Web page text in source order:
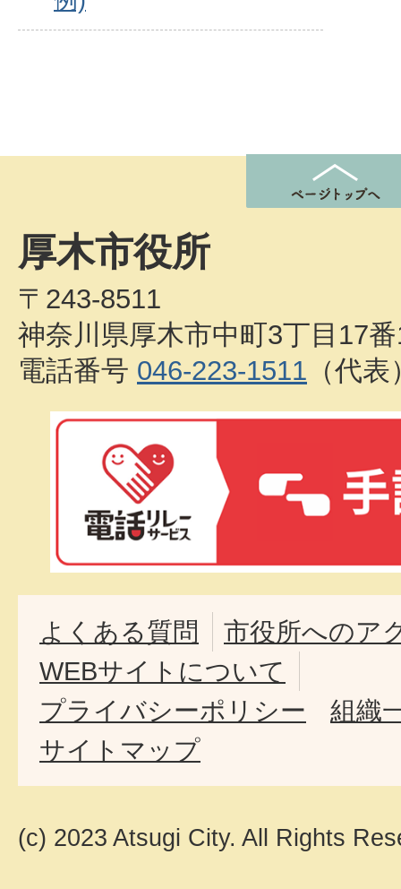
厚木市役所
〒243-8511
神奈川県厚木市中町3丁目17
電話番号 046-223-1511 （代表
よくある質問
市役所へのア
WEBサイトについて
プライバシーポリシー
組織
サイトマップ
(c) 2023 Atsugi City. All Rights